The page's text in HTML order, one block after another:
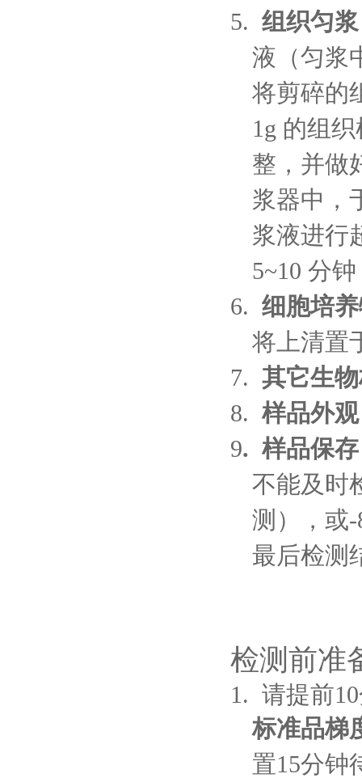
5. 组织匀
液（匀浆
将剪碎的
1g 的组
整，并做
浆器中，
浆液进行
5~10 分
6. 细胞培
将上清置
7. 其它生
8. 样品外
9. 样品保
不能及时
测），或
最后检测
检测前准
1. 请提前
标准品梯
置15分钟